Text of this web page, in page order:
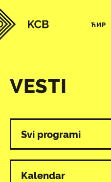
ЋИР
VESTI
Svi programi
Kalendar